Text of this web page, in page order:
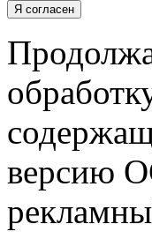
Я согласен
версию